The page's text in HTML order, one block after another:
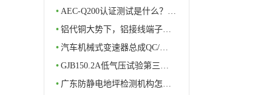
• AEC-Q200认证测试是什么？…
• 铝代铜大势下，铝接线端子…
• 汽车机械式变速器总成QC/…
• GJB150.2A低气压试验第三…
• 广东防静电地坪检测机构怎…